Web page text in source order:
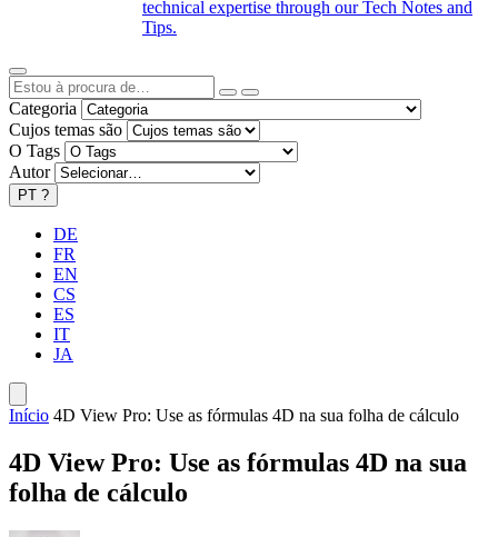
technical expertise through our Tech Notes and
Tips.
Categoria
Cujos temas são
O Tags
Autor
PT ?
DE
FR
EN
CS
ES
IT
JA
Início 4D View Pro: Use as fórmulas 4D na sua folha de cálculo
4D View Pro: Use as fórmulas 4D na sua
folha de cálculo